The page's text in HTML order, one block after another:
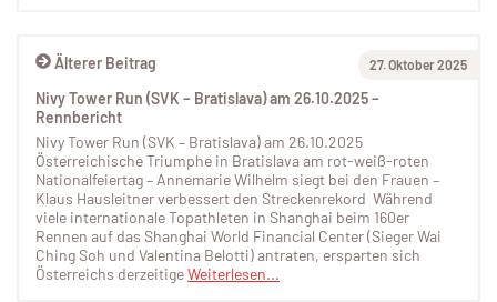
Älterer Beitrag 27. Oktober 2025
Nivy Tower Run (SVK – Bratislava) am 26.10.2025 –
Rennbericht
Nivy Tower Run (SVK – Bratislava) am 26.10.2025
Österreichische Triumphe in Bratislava am rot-weiß-roten
Nationalfeiertag – Annemarie Wilhelm siegt bei den Frauen –
Klaus Hausleitner verbessert den Streckenrekord Während
viele internationale Topathleten in Shanghai beim 160er
Rennen auf das Shanghai World Financial Center (Sieger Wai
Ching Soh und Valentina Belotti) antraten, ersparten sich
Österreichs derzeitigeWeiterlesen...